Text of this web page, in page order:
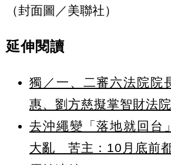
（封面圖／美聯社）
延伸閱讀
獨／一、二審六法院
惠、劉方慈擬掌智財法
去沖繩變「落地就回台
大亂 苦主：10月底前